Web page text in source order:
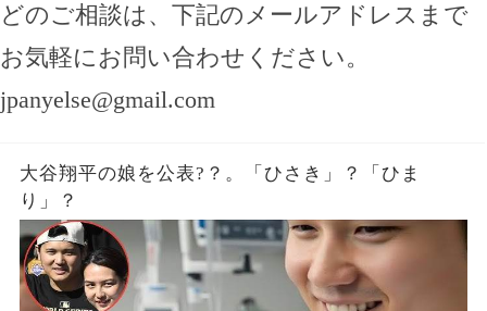
どのご相談は、下記のメールアドレスまで
お気軽にお問い合わせください。
jpanyelse@gmail.com
大谷翔平の娘を公表?？。「ひさき」？「ひま
り」？